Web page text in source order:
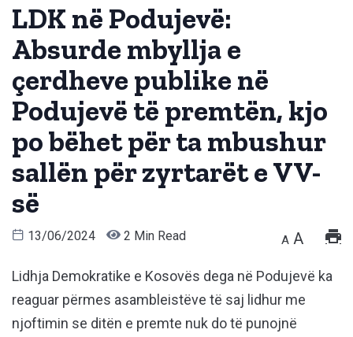
LDK në Podujevë:
Absurde mbyllja e
çerdheve publike në
Podujevë të premtën, kjo
po bëhet për ta mbushur
sallën për zyrtarët e VV-
së
13/06/2024 2 Min Read A A
Lidhja Demokratike e Kosovës dega në Podujevë ka
reaguar përmes asambleistëve të saj lidhur me
njoftimin se ditën e premte nuk do të punojnë